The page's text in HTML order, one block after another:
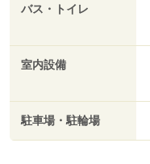
バス・トイレ
室内設備
駐車場・駐輪場